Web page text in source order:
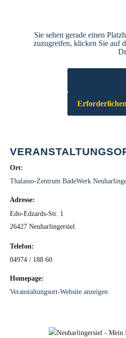
Ort:
Thalasso-Zentrum BadeWerk
Adresse:
Edo-Edzards-Str. 1
26427 Neuharlingersiel
Telefon:
04974 / 188 60
Homepage:
Veranstaltungsort-Website anzeigen
Sie sehen gerade einen
zuzugreifen, klicken Sie auf